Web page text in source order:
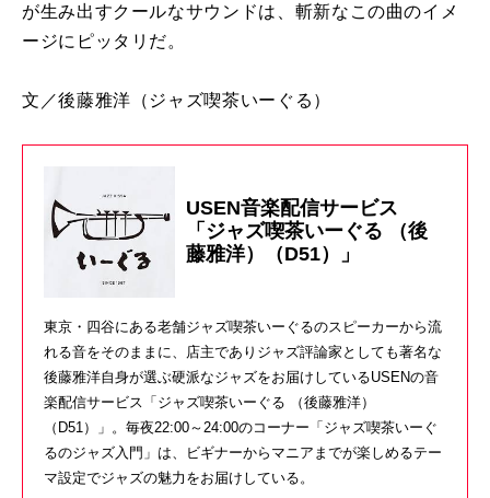
が生み出すクールなサウンドは、斬新なこの曲のイメ
ージにピッタリだ。
文／後藤雅洋 （ジャズ喫茶いーぐる）
USEN音楽配信サービス
「ジャズ喫茶いーぐる （後
藤雅洋）（D51）」
東京・四谷にある老舗ジャズ喫茶いーぐるのスピーカーから流
れる音をそのままに、店主でありジャズ評論家としても著名な
後藤雅洋自身が選ぶ硬派なジャズをお届けしているUSENの音
楽配信サービス「ジャズ喫茶いーぐる （後藤雅洋）
（D51）」。毎夜22:00～24:00のコーナー「ジャズ喫茶いーぐ
るのジャズ入門」は、ビギナーからマニアまでが楽しめるテー
マ設定でジャズの魅力をお届けしている。